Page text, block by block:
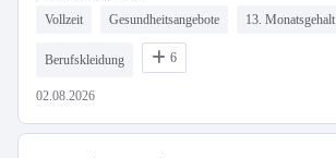
Vollzeit Gesundheitsangebote 13. Monatsgehalt
Berufskleidung 6
02.08.2026